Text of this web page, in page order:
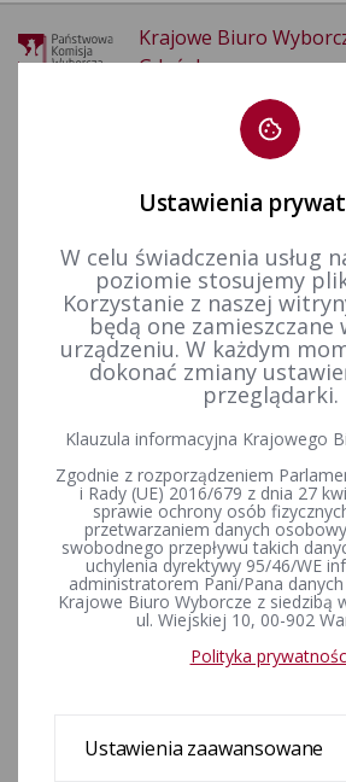
Krajowe Biuro
Gdańsku
Galeria Wybory do Sejmu i Senatu referendum ogólnokrajowe 2023
Uroczystość wręczenia zaświadczeń o
Uroczystość wręczenia zaświadczeń o
2023 roku
Konferencje prasowe 16 X 2023 roku
Ustawienia
W celu świadczenia usług
poziomie stosujemy
Korzystanie z naszej
będą one zamieszczane
urządzeniu. W każdym
dokonać zmiany
przeglądarki.
Klauzula informacyjna Krajowego
Zgodnie z rozporządzeniem
i Rady (UE) 2016/679 z dnia 27
sprawie ochrony osób
przetwarzaniem danych
swobodnego przepływu takich
uchylenia dyrektywy 95/46/WE
administratorem Pani/Pana
Krajowe Biuro Wyborcze z siedzibą
ul. Wiejskiej 10, 00-902
Polityka
Ustawienia zaawansowane